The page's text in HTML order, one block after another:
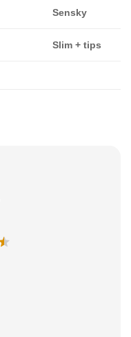
Sensky
Slim + tips